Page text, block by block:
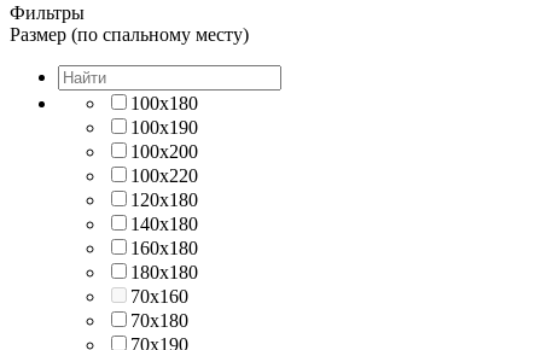
Фильтры
Размер (по спальному месту)
100х180
100х190
100х200
100х220
120х180
140х180
160х180
180х180
70х160
70х180
70х190